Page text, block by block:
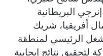
البريطانية
أفريقيا، شريك
الرئيسي لمنطقة
لتحقيق نتائج إيجابية